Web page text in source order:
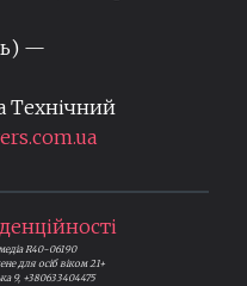
—
Технічний
R40-06190
для осіб віком 21+
9, +380633404475